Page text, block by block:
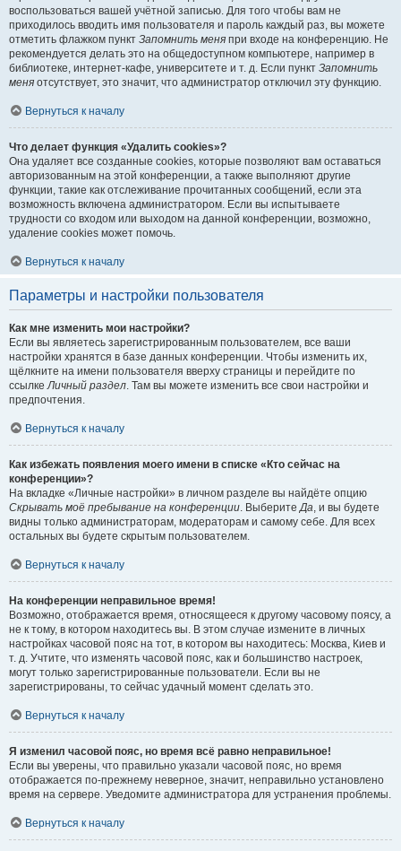
воспользоваться вашей учётной записью. Для того чтобы вам не
приходилось вводить имя пользователя и пароль каждый раз, вы можете
отметить флажком пункт Запомнить меня при входе на конференцию. Не
рекомендуется делать это на общедоступном компьютере, например в
библиотеке, интернет-кафе, университете и т. д. Если пункт Запомнить
меня отсутствует, это значит, что администратор отключил эту функцию.
Вернуться к началу
Что делает функция «Удалить cookies»?
Она удаляет все созданные cookies, которые позволяют вам оставаться
авторизованным на этой конференции, а также выполняют другие
функции, такие как отслеживание прочитанных сообщений, если эта
возможность включена администратором. Если вы испытываете
трудности со входом или выходом на данной конференции, возможно,
удаление cookies может помочь.
Вернуться к началу
Параметры и настройки пользователя
Как мне изменить мои настройки?
Если вы являетесь зарегистрированным пользователем, все ваши
настройки хранятся в базе данных конференции. Чтобы изменить их,
щёлкните на имени пользователя вверху страницы и перейдите по
ссылкеЛичный раздел. Там вы можете изменить все свои настройки и
предпочтения.
Вернуться к началу
Как избежать появления моего имени в списке «Кто сейчас на
конференции»?
На вкладке «Личные настройки» в личном разделе вы найдёте опцию
Скрывать моё пребывание на конференции. ВыберитеДа, и вы будете
видны только администраторам, модераторам и самому себе. Для всех
остальных вы будете скрытым пользователем.
Вернуться к началу
На конференции неправильное время!
Возможно, отображается время, относящееся к другому часовому поясу, а
не к тому, в котором находитесь вы. В этом случае измените в личных
настройках часовой пояс на тот, в котором вы находитесь: Москва, Киев и
т. д. Учтите, что изменять часовой пояс, как и большинство настроек,
могут только зарегистрированные пользователи. Если вы не
зарегистрированы, то сейчас удачный момент сделать это.
Вернуться к началу
Я изменил часовой пояс, но время всё равно неправильное!
Если вы уверены, что правильно указали часовой пояс, но время
отображается по-прежнему неверное, значит, неправильно установлено
время на сервере. Уведомите администратора для устранения проблемы.
Вернуться к началу